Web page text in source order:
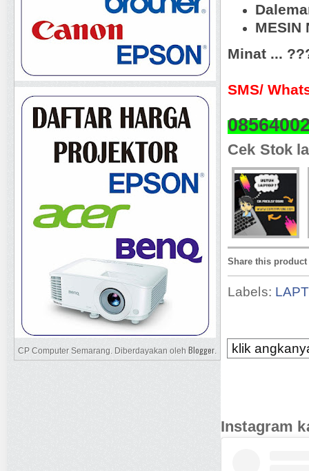
MESIN
Minat ...
SMS/
Cek Stok
Share this product
Labels:
klik
Instagram
CP Computer Semarang. Diberdayakan oleh Blogger.